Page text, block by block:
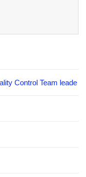
Control Team leade